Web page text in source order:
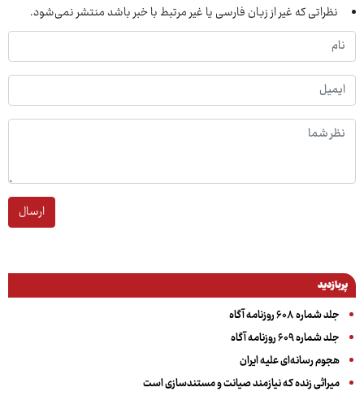
نظراتی که غیر از زبان فارسی یا غیر مرتبط با خبر باشد منتشر نمی‌شود.
ارسال
پربازدید
جلد شماره ۶۰۸ روزنامه آگاه
جلد شماره ۶۰۹ روزنامه آگاه
هجوم رسانه‌ای علیه ایران
میراثی زنده که نیازمند صیانت و مستندسازی است